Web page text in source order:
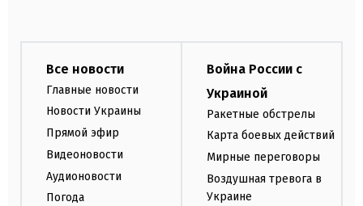
Все новости
Главные новости
Новости Украины
Прямой эфир
Видеоновости
Аудионовости
Погода
Война России с
Украиной
Ракетные обстрелы
Карта боевых действий
Мирные переговоры
Воздушная тревога в
Украине